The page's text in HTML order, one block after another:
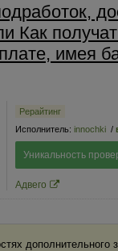
Как
имея
Рерайтинг
Исполнитель: innochki /
Уникальность
Адвего
дополнительного